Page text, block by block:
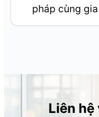
pháp cùng
Liên